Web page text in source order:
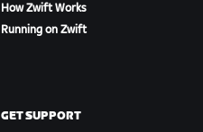
How Zwift Works
Running on Zwift
GET SUPPORT